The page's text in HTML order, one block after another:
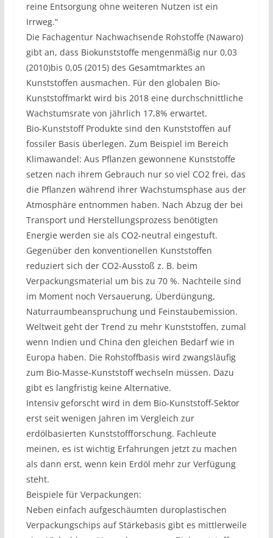
reine Entsorgung ohne weiteren Nutzen ist ein
Irrweg.“
Die Fachagentur Nachwachsende Rohstoffe (Nawaro)
gibt an, dass Biokunststoffe mengenmäßig nur 0,03
(2010)bis 0,05 (2015) des Gesamtmarktes an
Kunststoffen ausmachen. Für den globalen Bio-
Kunststoffmarkt wird bis 2018 eine durchschnittliche
Wachstumsrate von jährlich 17,8% erwartet.
Bio-Kunststoff Produkte sind den Kunststoffen auf
fossiler Basis überlegen. Zum Beispiel im Bereich
Klimawandel: Aus Pflanzen gewonnene Kunststoffe
setzen nach ihrem Gebrauch nur so viel CO2 frei, das
die Pflanzen während ihrer Wachstumsphase aus der
Atmosphäre entnommen haben. Nach Abzug der bei
Transport und Herstellungsprozess benötigten
Energie werden sie als CO2-neutral eingestuft.
Gegenüber den konventionellen Kunststoffen
reduziert sich der CO2-Ausstoß z. B. beim
Verpackungsmaterial um bis zu 70 %. Nachteile sind
im Moment noch Versauerung, Überdüngung,
Naturraumbeanspruchung und Feinstaubemission.
Weltweit geht der Trend zu mehr Kunststoffen, zumal
wenn Indien und China den gleichen Bedarf wie in
Europa haben. Die Rohstoffbasis wird zwangsläufig
zum Bio-Masse-Kunststoff wechseln müssen. Dazu
gibt es langfristig keine Alternative.
Intensiv geforscht wird in dem Bio-Kunststoff-Sektor
erst seit wenigen Jahren im Vergleich zur
erdölbasierten Kunststoffforschung. Fachleute
meinen, es ist wichtig Erfahrungen jetzt zu machen
als dann erst, wenn kein Erdöl mehr zur Verfügung
steht.
Beispiele für Verpackungen:
Neben einfach aufgeschäumten duroplastischen
Verpackungschips auf Stärkebasis gibt es mittlerweile